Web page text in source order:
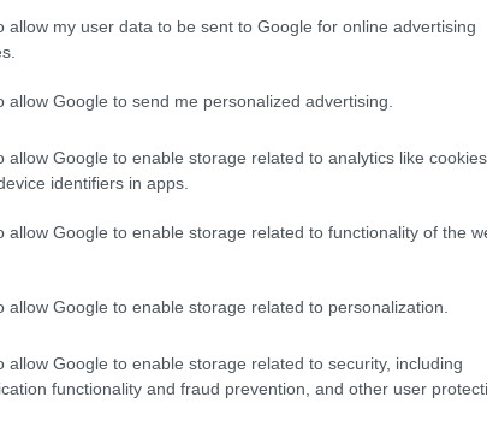
allow my user data to be sent to Google for online advertising
allow Google to send me personalized advertising.
allow Google to enable storage related to analytics like
identifiers in apps.
allow Google to enable storage related to functionality of the
allow Google to enable storage related to personalization.
allow Google to enable storage related to security, including
functionality and fraud prevention, and other user